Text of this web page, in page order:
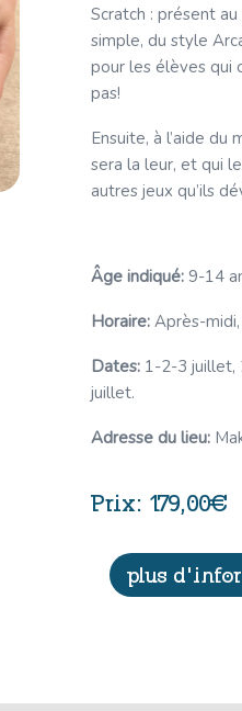
Scratch : présent
simple, du style
pour les élèves qui
pas!
Ensuite, à l’aide
sera la leur, et qui
autres jeux qu’ils
Âge indiqué: 9-14
Horaire: Après-
Dates: 1-2-3 juillet,
juillet.
Adresse du lieu:
179,00€
plus